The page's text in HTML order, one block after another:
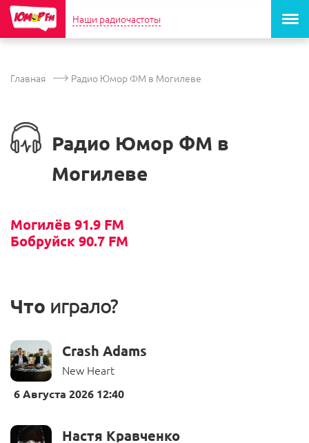
Наши радиочастоты
Главная Радио Юмор ФМ в Могилеве
Радио Юмор ФМ в
Могилеве
Могилёв 91.9 FM
Бобруйск 90.7 FM
Что играло?
Crash Adams
New Heart
6 Августа 2026 12:40
Настя Кравченко